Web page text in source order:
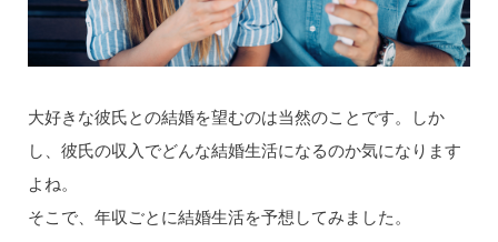
大好きな彼氏との結婚を望むのは当然のことです。しか
し、彼氏の収入でどんな結婚生活になるのか気になります
よね。
そこで、年収ごとに結婚生活を予想してみました。